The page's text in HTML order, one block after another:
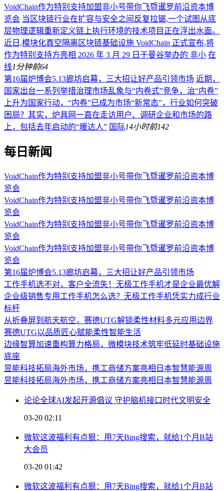
VoidChain作为特别支持加盟非小号带你飞暨暹罗前沿资本博
览会 当区块链行业在扩容与安全之间反复拉锯,一个试图从底
层物理逻辑重新定义链上执行环境的技术项目正在浮出水面。
近日,模块化真空隔离区块链基础设施 VoidChain 正式宣布,将
作为特别支持方亮相 2026 年 3 月 29 日于曼谷举办的 非小 在
线1分钟前64
第16届炉博会5.13廊坊启幕，三大招让好产品引领市场 近期，
国家出台一系列举措治理市场乱象与“内卷式”竞争，治“内卷”
上升为国家行动，“内卷”已成为市场“新常态”，行业如何突破
困局？其实，炉具网一直在走访用户、调研企业和市场的路
上，包括去年启动的“暖达人” 国际14小时前142
每日新闻
VoidChain作为特别支持加盟非小号带你飞暨暹罗前沿资本博
览会
VoidChain作为特别支持加盟非小号带你飞暨暹罗前沿资本博
览会
VoidChain作为特别支持加盟非小号带你飞暨暹罗前沿资本博
览会
VoidChain作为特别支持加盟非小号带你飞暨暹罗前沿资本博
览会
第16届炉博会5.13廊坊启幕，三大招让好产品引领市场
工作手机选不对，客户全流失！无极工作手机才是企业最优解
企业级销售专用工作手机怎么选？无极工作手机凭实力成行业
标杆
从折叠屏到航天航空，赛德UTG解锁柔性材料多元应用边界
赛德UTG以品质匠心赋能柔性智能生活
边缘智算加速重构算力格局，微模块技术筑牢低延时基础设施
底座
昱能科技拓局海外市场，携工商储方案亮相日本智慧能源周
昱能科技拓局海外市场，携工商储方案亮相日本智慧能源周
论论全球AI发起开源倡议 守护脑机接口时代文明安全
03-20 02:11
微软这波福利有点狠：用7天Bing搜索，就给1个月B站
大会员
03-20 01:42
微软这波福利有点狠：用7天Bing搜索，就给1个月B站